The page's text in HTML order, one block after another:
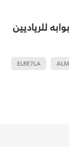
للرياديين
ELRE7LA